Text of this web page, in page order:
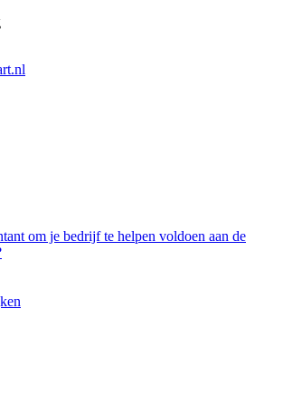
om je bedrijf te helpen voldoen aan de